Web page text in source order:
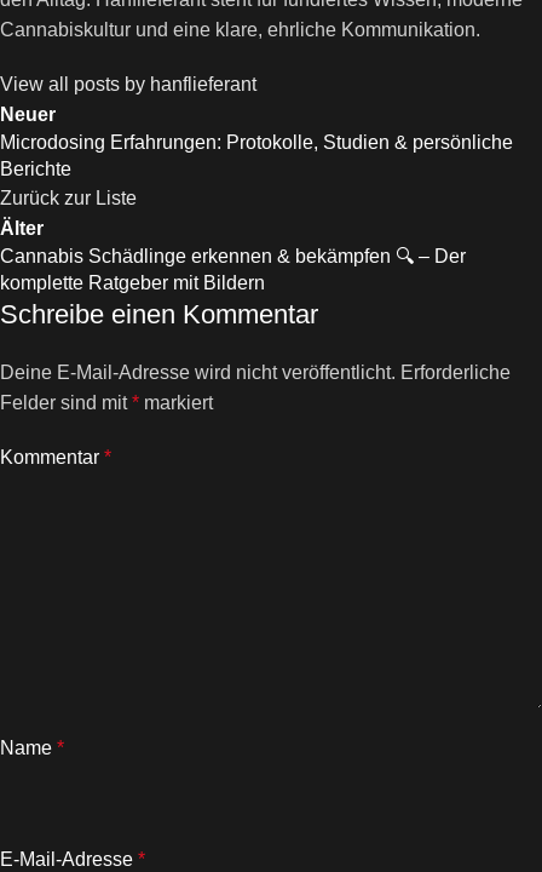
Cannabiskultur und eine klare, ehrliche Kommunikation.
View all posts by hanflieferant
Neuer
Microdosing Erfahrungen: Protokolle, Studien & persönliche
Berichte
Zurück zur Liste
Älter
Cannabis Schädlinge erkennen & bekämpfen 🔍 – Der
komplette Ratgeber mit Bildern
Schreibe einen Kommentar
Deine E-Mail-Adresse wird nicht veröffentlicht. Erforderliche
Felder sind mit* markiert
Kommentar *
Name *
E-Mail-Adresse *